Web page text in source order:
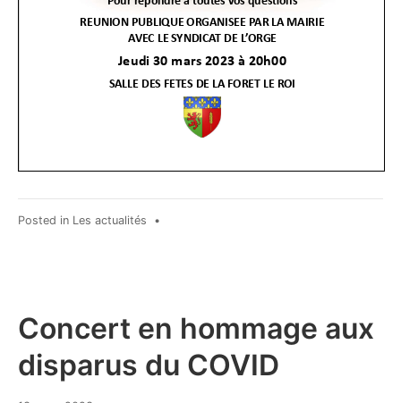
Posted in Les actualités •
Concert en hommage aux
disparus du COVID